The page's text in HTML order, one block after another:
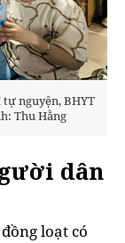
nguyện, BHYT
Thu Hằng
dân
loạt có